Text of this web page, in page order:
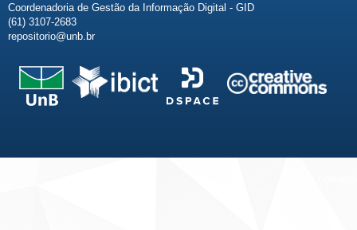
Coordenadoria de Gestão da Informação Digital - GID
(61) 3107-2683
repositorio@unb.br